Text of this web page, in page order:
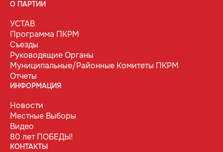
О ПАРТИИ
УСТАВ
Программа ПКРМ
Съезды
Руководящие Органы
Муниципальные/Районные Комитеты ПКРМ
Отчеты
ИНФОРМАЦИЯ
Новости
Местные Выборы
Видео
80 лет ПОБЕДЫ!
КОНТАКТЫ